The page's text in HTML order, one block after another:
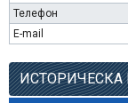
Телефон
E-mail